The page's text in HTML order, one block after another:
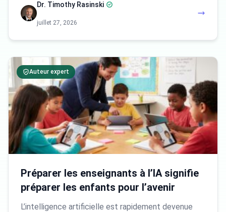
Dr. Timothy Rasinski
juillet 27, 2026
Auteur expert
Préparer les enseignants à l’IA signifie
préparer les enfants pour l’avenir
L’intelligence artificielle est rapidement devenue